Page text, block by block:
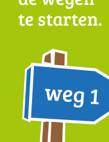
te starten.